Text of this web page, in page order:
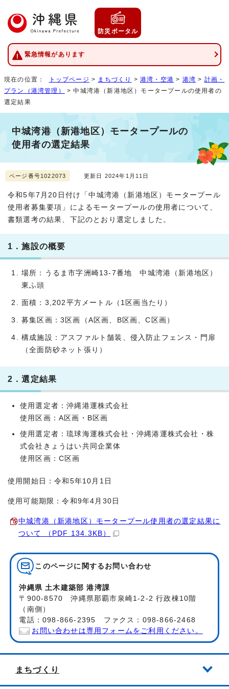
防災ポータル
緊急情報があります
現在の位置： トップページ > まちづくり >港湾・空港 > 港湾 > 計画・
プラン（港湾管理）
> 中城湾港（新港地区）モータープールの使用者の
選定結果
中城湾港（新港地区）モータープールの
使用者の選定結果
ページ番号1022073 更新日 2024年1月11日
令和5年7月20日付け「中城湾港（新港地区）モータープール
使用者募集要項」によるモータープールの使用者について、
書類選考の結果、下記のとおり選定しました。
1．施設の概要
場所：うるま市字洲崎13-7番地 中城湾港（新港地区）
東ふ頭
面積：3,202平方メートル（1区画当たり）
募集区画：3区画（A区画、B区画、C区画）
構成施設：アスファルト舗装、侵入防止フェンス・門扉
（全面防砂ネット張り）
2．選定結果
使用選定者：沖縄港運株式会社
使用区画：A区画・B区画
使用選定者：琉球海運株式会社・沖縄港運株式会社・株
式会社きょうはい共同企業体
使用区画：C区画
使用開始日：令和5年10月1日
使用可能期限：令和9年4月30日
中城湾港（新港地区）モータープール使用者の選定結果に
ついて （PDF 134.3KB）
このページに関する お問い合わせ
沖縄県 土木建築部 港湾課
〒900-8570 沖縄県那覇市泉崎1-2-2 行政棟10階
（南側）
電話：098-866-2395 ファクス：098-866-2468
お問い合わせは専用フォームをご利用ください。
まちづくり